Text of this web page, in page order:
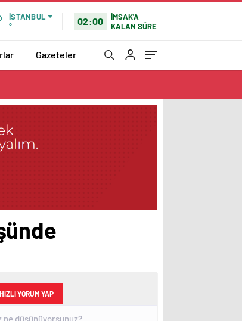
İSTANBUL
°
02:00
İMSAK'A
KALAN SÜRE
Gazeteler
HIZLI YORUM YAP